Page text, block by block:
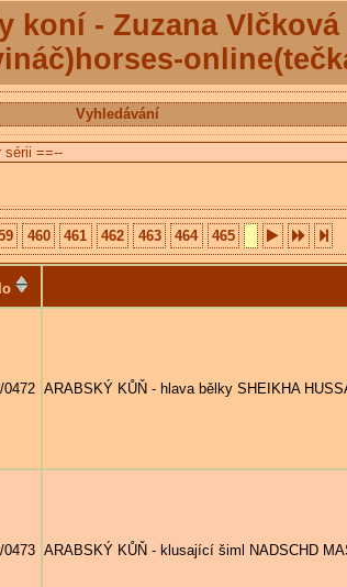
koní - Zuzana Vlčková
Vyhledávání
460 461 462 463 464 465
0472 ARABSKÝ KŮŇ - hlava bělky SHEIKHA
0473 ARABSKÝ KŮŇ - klusající šiml NADSCHD